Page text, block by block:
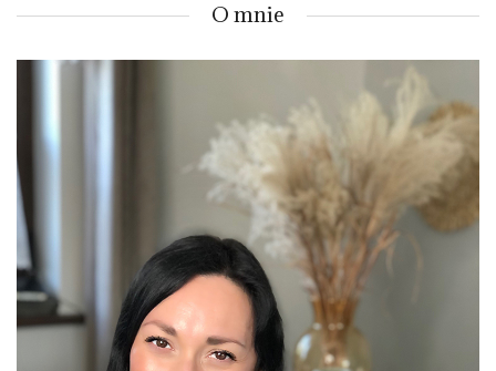
O mnie